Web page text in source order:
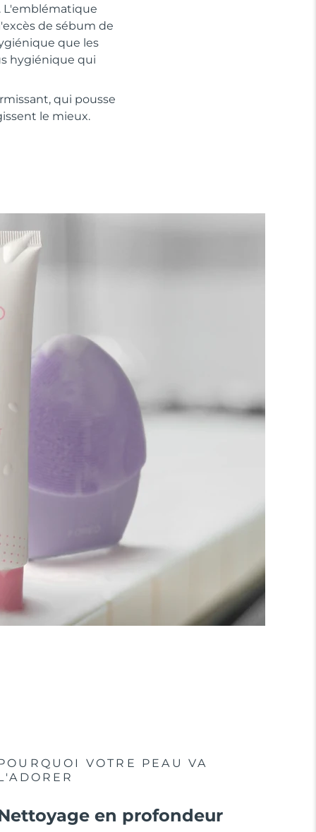
L'emblématique
de sébum de
que les
hygiénique qui
qui pousse
le mieux.
VOTRE PEAU VA
en profondeur